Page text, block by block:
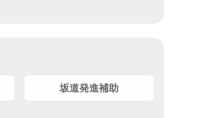
坂道発進補助